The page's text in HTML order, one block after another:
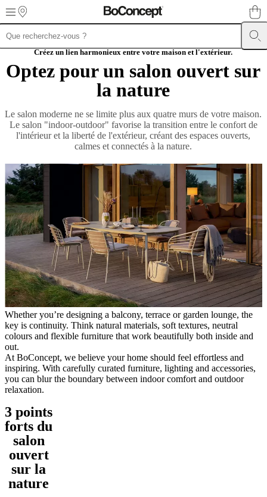
Skip to main content
MeublesCanapésChaises
FauteuilsTables Rangements Lits Meubles
d’extérieur
Luminaires Tapis Accessoires
de
tablesCollections
fauteuilsCollections
de
fauteuilsBeds
collections
de
rangements Collections
d’accessoiresCollection
tissu
cuirMobiliers
d'expositionPièces SéjoursSalles
à
mangerChambresAménagements
extérieursPetits
espacesBureaux BoConcept
+
Helena
Christensen
InspirationService
clientsContactDélai
de
livraison Entretien
des
meubles
Instructions
d’assemblage
de
Décoration
Commandez
des
échantillons
gratuitsTrouver
Créez un lien harmonieux entre votre maison et l'extérieur.
Optez pour un salon ouvert sur
la nature
Le salon moderne ne se limite plus aux quatre murs de votre maison.
Le salon "indoor-outdoor" favorise la transition entre le confort de
l'intérieur et la liberté de l'extérieur, créant des espaces ouverts,
calmes et connectés à la nature.
Whether you’re designing a balcony, terrace or garden lounge, the
key is continuity. Think natural materials, soft textures, neutral
colours and flexible furniture that work beautifully both inside and
out.
At BoConcept, we believe your home should feel effortless and
inspiring. With carefully curated furniture, lighting and accessories,
you can blur the boundary between indoor comfort and outdoor
relaxation.
3 points
forts du
salon
ouvert
sur la
nature